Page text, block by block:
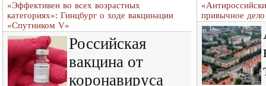
«Эффективен во всех возрастных
категориях»: Гинцбург о ходе вакцинации
«Спутником V»
Российская
вакцина от
коронавируса
привычное